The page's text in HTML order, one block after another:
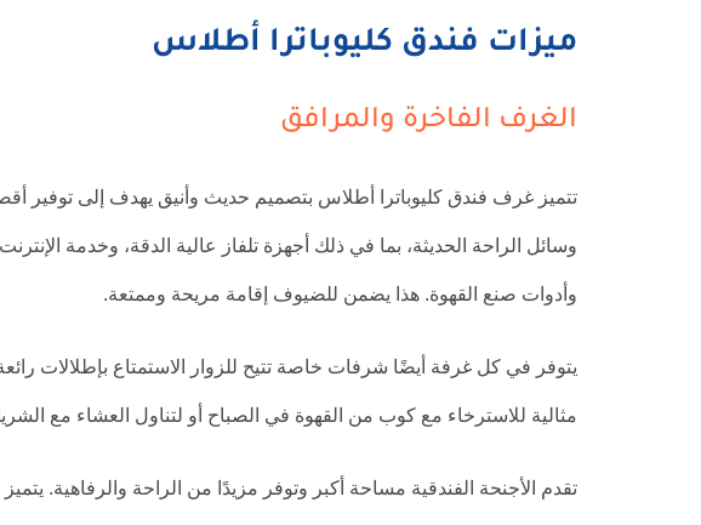
ميزات فندق كليوباترا أطلاس
الغرف الفاخرة والمرافق
تتميز غرف فندق كليوباترا أطلاس بتصميم حديث وأنيق يهدف إلى توفير
وسائل الراحة الحديثة، بما في ذلك أجهزة تلفاز عالية الدقة، وخدمة
وأدوات صنع القهوة. هذا يضمن للضيوف إقامة مريحة وممتعة.
يتوفر في كل غرفة أيضًا شرفات خاصة تتيح للزوار الاستمتاع بإطلالات
مثالية للاسترخاء مع كوب من القهوة في الصباح أو لتناول العشاء مع
تقدم الأجنحة الفندقية مساحة أكبر وتوفر مزيدًا من الراحة والرفاهية.